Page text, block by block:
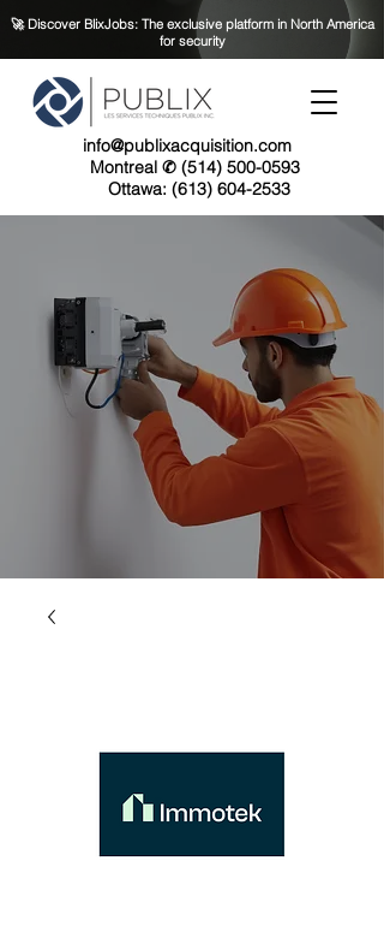
info@publixacquisition.com
Montreal ✆ (514) 500-0593
Ottawa: (613) 604-2533
🚀 Discover BlixJobs: The exclusive platform in North America
for security